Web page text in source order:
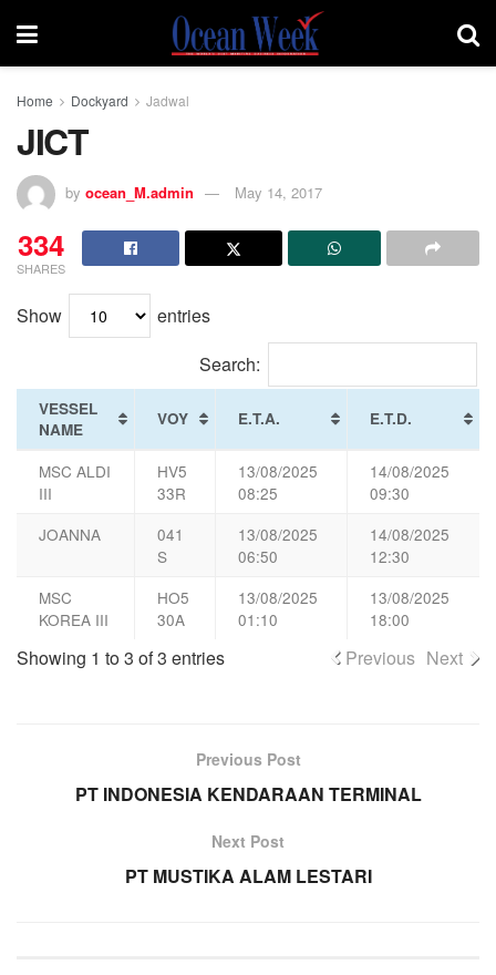
Home Dockyard Jadwal
JICT
by ocean_M.admin May 14, 2017
334
SHARES
Show
entries
Search:
VESSEL
NAME
VOY E.T.A. E.T.D.
MSC ALDI
III
HV5
33R
13/08/2025
08:25
14/08/2025
09:30
JOANNA
041
S
13/08/2025
06:50
14/08/2025
12:30
MSC
KOREA III
HO5
30A
13/08/2025
01:10
13/08/2025
18:00
Showing 1 to 3 of 3 entries Previous Next
Previous Post
PT INDONESIA KENDARAAN TERMINAL
Next Post
PT MUSTIKA ALAM LESTARI